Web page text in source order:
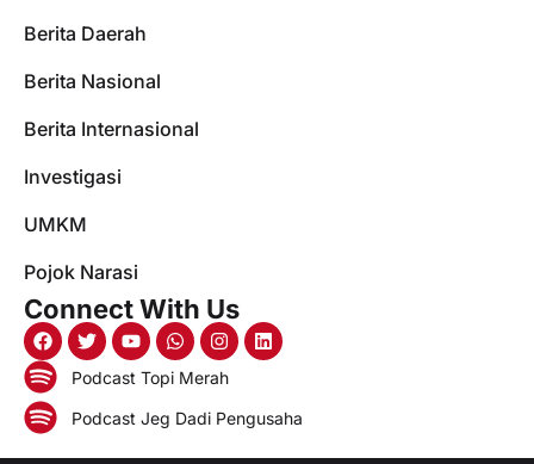
Berita Daerah
Berita Nasional
Berita Internasional
Investigasi
UMKM
Pojok Narasi
Connect With Us
Podcast Topi Merah
Podcast Jeg Dadi Pengusaha